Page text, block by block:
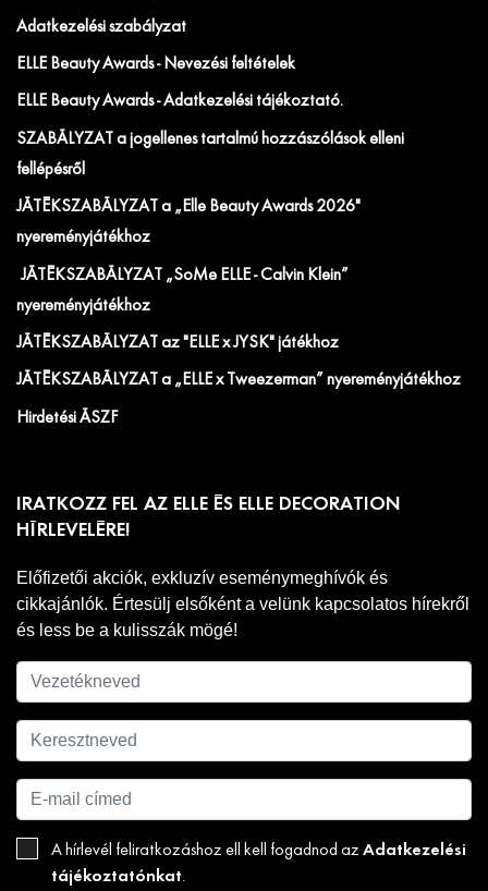
Adatkezelési szabályzat
ELLE Beauty Awards - Nevezési feltételek
ELLE Beauty Awards - Adatkezelési tájékoztató.
SZABÁLYZAT a jogellenes tartalmú hozzászólások elleni
fellépésről
JÁTÉKSZABÁLYZAT a „Elle Beauty Awards 2026"
nyereményjátékhoz
JÁTÉKSZABÁLYZAT „SoMe ELLE - Calvin Klein”
nyereményjátékhoz
JÁTÉKSZABÁLYZAT az "ELLE x JYSK" játékhoz
JÁTÉKSZABÁLYZAT a „ELLE x Tweezerman” nyereményjátékhoz
Hirdetési ÁSZF
IRATKOZZ FEL AZ ELLE ÉS ELLE DECORATION
HÍRLEVELÉRE!
Előfizetői akciók, exkluzív eseménymeghívók és
cikkajánlók. Értesülj elsőként a velünk kapcsolatos hírekről
és less be a kulisszák mögé!
A hírlevél feliratkozáshoz ell kell fogadnod az Adatkezelési
tájékoztatónkat.